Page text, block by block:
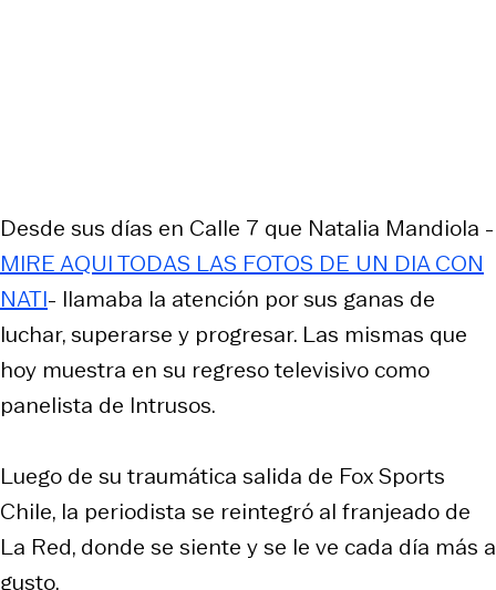
Desde sus días en Calle 7 que Natalia Mandiola -
MIRE AQUI TODAS LAS FOTOS DE UN DIA CON
NATI- llamaba la atención por sus ganas de
luchar, superarse y progresar. Las mismas que
hoy muestra en su regreso televisivo como
panelista de Intrusos.
Luego de su traumática salida de Fox Sports
Chile, la periodista se reintegró al franjeado de
La Red, donde se siente y se le ve cada día más a
gusto.